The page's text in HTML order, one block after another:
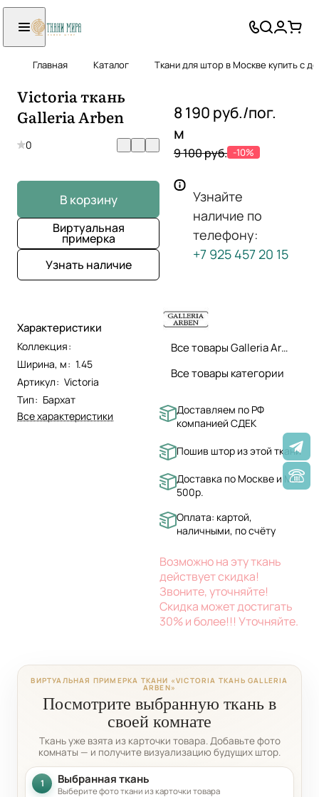
Главная Каталог Ткани для штор в Москве купить с
Victoria ткань
Galleria Arben
0
В корзину
Виртуальная
примерка
Узнать наличие
Характеристики
Коллекция:
Ширина, м: 1.45
Артикул: Victoria
Тип: Бархат
Все характеристики
8 190 руб./пог.
м
9 100 руб. -10%
Узнайте
наличие по
телефону:
+7 925 457 20 15
Все товары Galleria Arben
Все товары категории
Доставляем по РФ
компанией СДЕК
Пошив штор из этой ткани
Доставка по Москве и МО
500р.
Оплата: картой,
наличными, по счёту
Возможно на эту ткань
действует скидка!
Звоните, уточняйте!
Скидка может достигать
30% и более!!! Уточняйте.
ВИРТУАЛЬНАЯ ПРИМЕРКА ТКАНИ «VICTORIA ТКАНЬ GALLERIA
ARBEN»
Посмотрите выбранную ткань в
своей комнате
Ткань уже взята из карточки товара. Добавьте фото
комнаты — и получите визуализацию будущих штор.
1 Выбранная ткань
Выберите фото ткани из карточки товара